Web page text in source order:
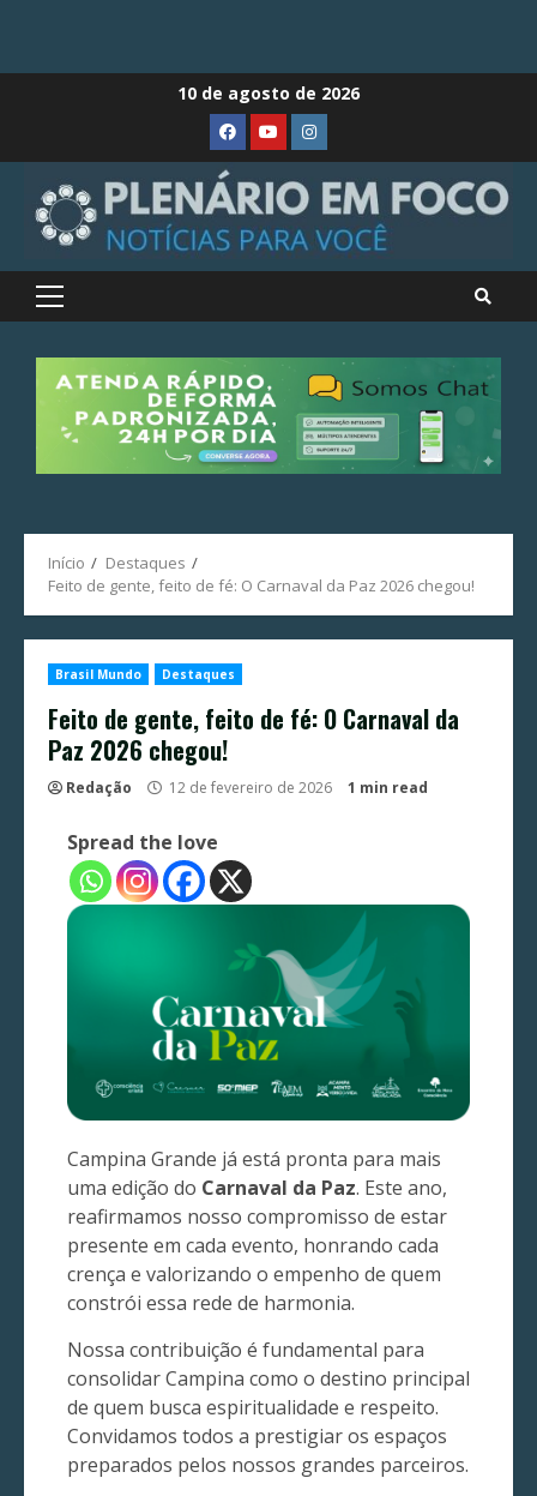
10 de agosto de 2026
FaceBook
YoutubeInstagram
Primary
Início
Destaques
Feito de gente, feito de fé: O Carnaval da Paz 2026 chegou!
Brasil Mundo Destaques
Feito de gente, feito de fé: O Carnaval da
Paz 2026 chegou!
Redação 12 de fevereiro de 2026 1 min read
Spread the love
Campina Grande já está pronta para mais
uma edição do Carnaval da Paz. Este ano,
reafirmamos nosso compromisso de estar
presente em cada evento, honrando cada
crença e valorizando o empenho de quem
constrói essa rede de harmonia.
Nossa contribuição é fundamental para
consolidar Campina como o destino principal
de quem busca espiritualidade e respeito.
Convidamos todos a prestigiar os espaços
preparados pelos nossos grandes parceiros.